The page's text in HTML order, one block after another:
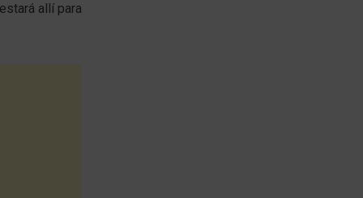
allí para